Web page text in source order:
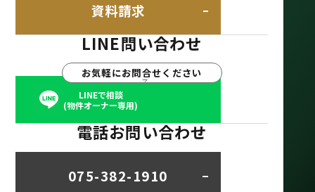
資料請求
LINE問い合わせ
お気軽にお問合せください
LINEで相談
(物件オーナー専用)
電話お問い合わせ
075-382-1910